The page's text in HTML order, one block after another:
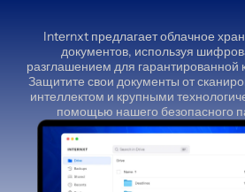
Internxt предлагает облачное
документов, используя
разглашением для
Защитите свои документы от
интеллектом и крупными
помощью нашего безопасного